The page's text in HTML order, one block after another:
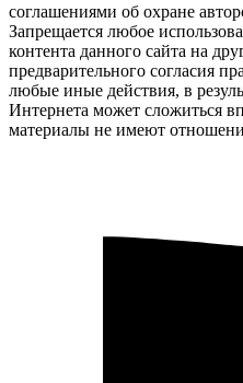
соглашениями об охране
Запрещается любое
контента данного сайта на
предварительного согласия
любые иные действия, в
Интернета может сложиться
материалы не имеют